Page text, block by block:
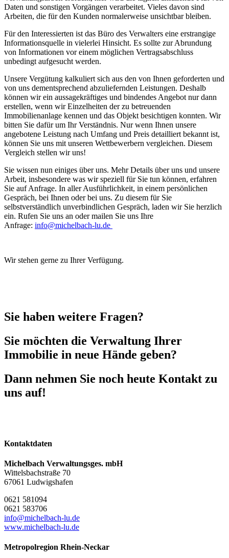
Daten und sonstigen Vorgängen verarbeitet. Vieles davon sind
Arbeiten, die für den Kunden normalerweise unsichtbar bleiben.
Für den Interessierten ist das Büro des Verwalters eine erstrangige
Informationsquelle in vielerlei Hinsicht. Es sollte zur Abrundung
von Informationen vor einem möglichen Vertragsabschluss
unbedingt aufgesucht werden.
Unsere Vergütung kalkuliert sich aus den von Ihnen geforderten und
von uns dementsprechend abzuliefernden Leistungen. Deshalb
können wir ein aussagekräftiges und bindendes Angebot nur dann
erstellen, wenn wir Einzelheiten der zu betreuenden
Immobilienanlage kennen und das Objekt besichtigen konnten. Wir
bitten Sie dafür um Ihr Verständnis. Nur wenn Ihnen unsere
angebotene Leistung nach Umfang und Preis detailliert bekannt ist,
können Sie uns mit unseren Wettbewerbern vergleichen. Diesem
Vergleich stellen wir uns!
Sie wissen nun einiges über uns. Mehr Details über uns und unsere
Arbeit, insbesondere was wir speziell für Sie tun können, erfahren
Sie auf Anfrage. In aller Ausführlichkeit, in einem persönlichen
Gespräch, bei Ihnen oder bei uns. Zu diesem für Sie
selbstverständlich unverbindlichen Gespräch, laden wir Sie herzlich
ein. Rufen Sie uns an oder mailen Sie uns Ihre
Anfrage: info@michelbach-lu.de
Wir stehen gerne zu Ihrer Verfügung.
Sie haben weitere Fragen?
Sie möchten die Verwaltung Ihrer
Immobilie in neue Hände geben?
Dann nehmen Sie noch heute Kontakt zu
uns auf!
Kontaktdaten
Michelbach Verwaltungsges. mbH
Wittelsbachstraße 70
67061 Ludwigshafen
0621 581094
0621 583706
info@michelbach-lu.de
www.michelbach-lu.de
Metropolregion Rhein-Neckar